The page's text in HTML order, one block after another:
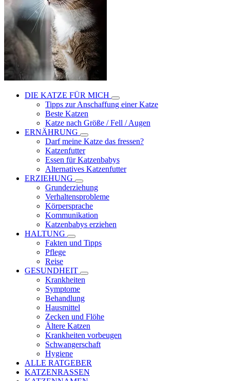
DIE KATZE FÜR MICH
Tipps zur Anschaffung einer Katze
Beste Katzen
Katze nach Größe / Fell / Augen
ERNÄHRUNG
Darf meine Katze das fressen?
Katzenfutter
Essen für Katzenbabys
Alternatives Katzenfutter
ERZIEHUNG
Grunderziehung
Verhaltensprobleme
Körpersprache
Kommunikation
Katzenbabys erziehen
HALTUNG
Fakten und Tipps
Pflege
Reise
GESUNDHEIT
Krankheiten
Symptome
Behandlung
Hausmittel
Zecken und Flöhe
Ältere Katzen
Krankheiten vorbeugen
Schwangerschaft
Hygiene
ALLE RATGEBER
KATZENRASSEN